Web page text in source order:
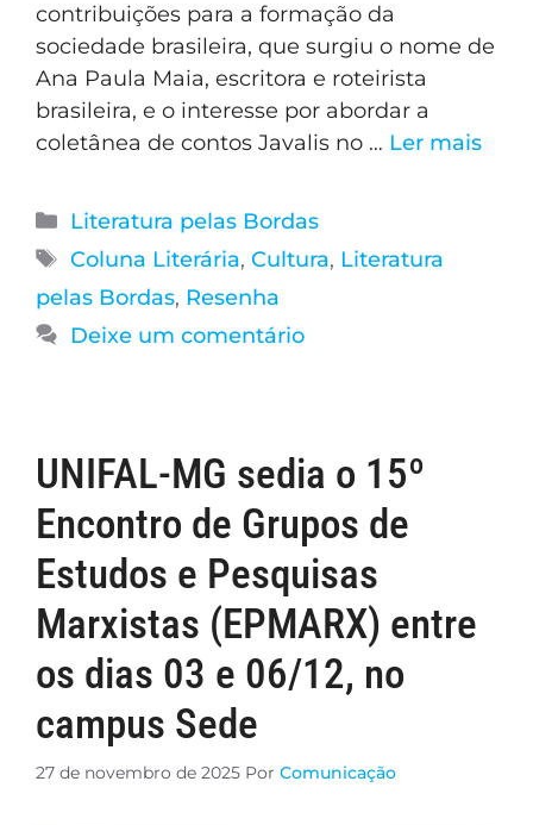
contribuições para a formação da
sociedade brasileira, que surgiu o nome de
Ana Paula Maia, escritora e roteirista
brasileira, e o interesse por abordar a
coletânea de contos Javalis no … Ler mais
Literatura pelas Bordas
Coluna Literária, Cultura, Literatura
pelas Bordas, Resenha
Deixe um comentário
UNIFAL-MG sedia o 15º
Encontro de Grupos de
Estudos e Pesquisas
Marxistas (EPMARX) entre
os dias 03 e 06/12, no
campus Sede
27 de novembro de 2025 Por Comunicação